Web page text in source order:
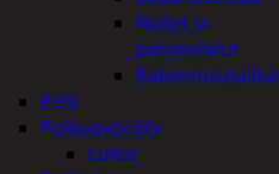
Nuket ja
pehmolelut
Pelit
Polkupyöräily
Lukot